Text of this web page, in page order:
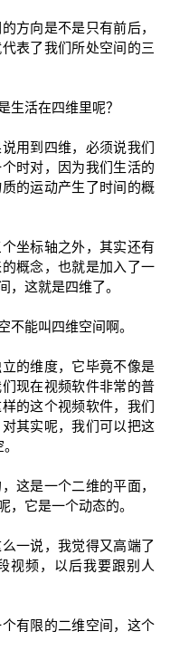
方向是不是只有前后，
表了我们所处空间的三
生活在四维里呢？
用到四维，必须说我们
时对，因为我们生活的
的运动产生了时间的概
坐标轴之外，其实还有
概念，也就是加入了一
，这就是四维了。
不能叫四维空间啊。
的维度，它毕竟不像是
现在视频软件非常的普
的这个视频软件，我们
其实呢，我们可以把这
这是一个二维的平面，
，它是一个动态的。
一说，我觉得又高端了
视频，以后我要跟别人
有限的二维空间，这个